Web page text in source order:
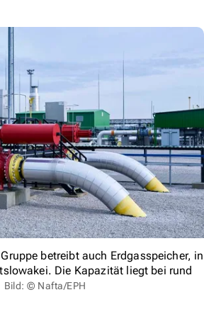
betreibt auch Erdgasspeicher, in
Die Kapazität liegt bei rund
Bild: © Nafta/EPH